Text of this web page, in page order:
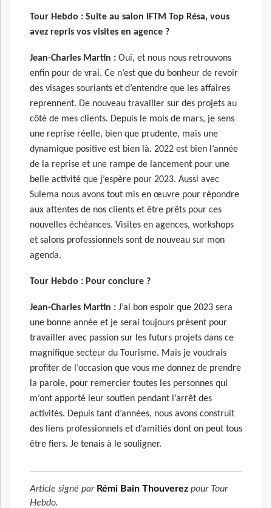
Tour Hebdo : Suite au salon IFTM Top Résa, vous
avez repris vos visites en agence ?
Jean-Charles Martin : Oui, et nous nous retrouvons
enfin pour de vrai. Ce n’est que du bonheur de revoir
des visages souriants et d’entendre que les affaires
reprennent. De nouveau travailler sur des projets au
côté de mes clients. Depuis le mois de mars, je sens
une reprise réelle, bien que prudente, mais une
dynamique positive est bien là. 2022 est bien l’année
de la reprise et une rampe de lancement pour une
belle activité que j’espère pour 2023. Aussi avec
Sulema nous avons tout mis en œuvre pour répondre
aux attentes de nos clients et être prêts pour ces
nouvelles échéances. Visites en agences, workshops
et salons professionnels sont de nouveau sur mon
agenda.
Tour Hebdo : Pour conclure ?
Jean-Charles Martin : J’ai bon espoir que 2023 sera
une bonne année et je serai toujours présent pour
travailler avec passion sur les futurs projets dans ce
magnifique secteur du Tourisme. Mais je voudrais
profiter de l’occasion que vous me donnez de prendre
la parole, pour remercier toutes les personnes qui
m’ont apporté leur soutien pendant l’arrêt des
activités. Depuis tant d’années, nous avons construit
des liens professionnels et d’amitiés dont on peut tous
être fiers. Je tenais à le souligner.
Article signé par Rémi Bain Thouverez pour Tour
Hebdo.